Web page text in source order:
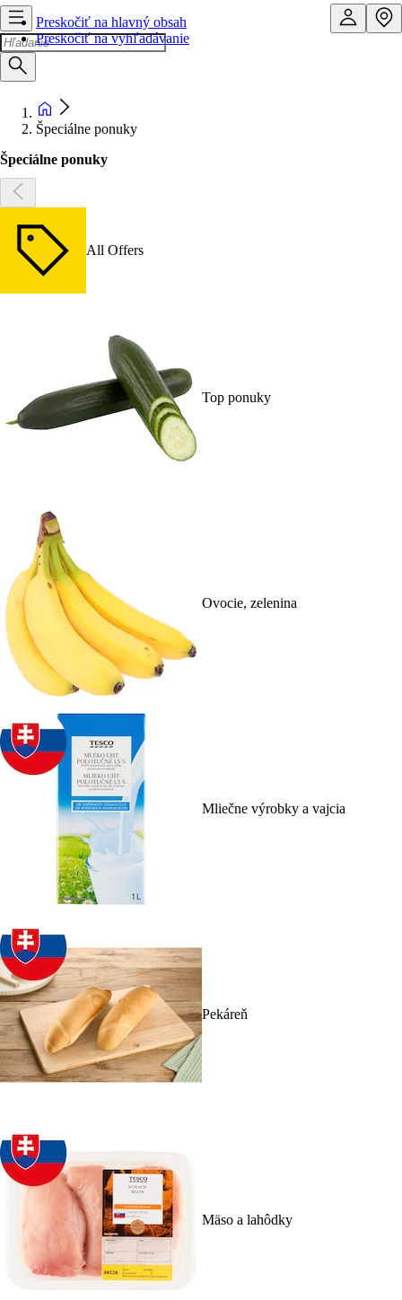
Preskočiť na hlavný obsah
Preskočiť na vyhľadávanie
Špeciálne ponuky
Špeciálne ponuky
All Offers
Top ponuky
Ovocie, zelenina
Mliečne výrobky a vajcia
Pekáreň
Mäso a lahôdky